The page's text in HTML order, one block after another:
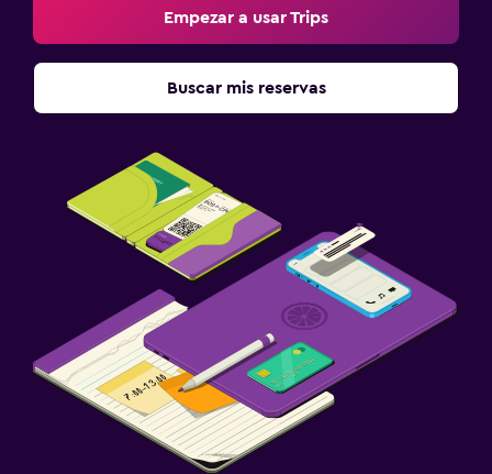
Empezar a usar Trips
Buscar mis reservas